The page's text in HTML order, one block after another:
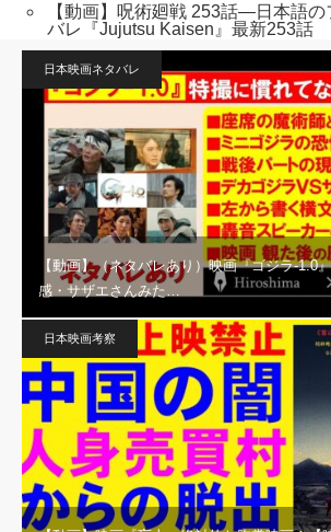
【動画】呪術廻戦 253話―日本語の
バレ『Jujutsu Kaisen』最新253話
日本映画ネタバレ
【動画】（ネタバレあり）映画『ゴジラ-1.0
感・サザエさんみた…
日本映画考察